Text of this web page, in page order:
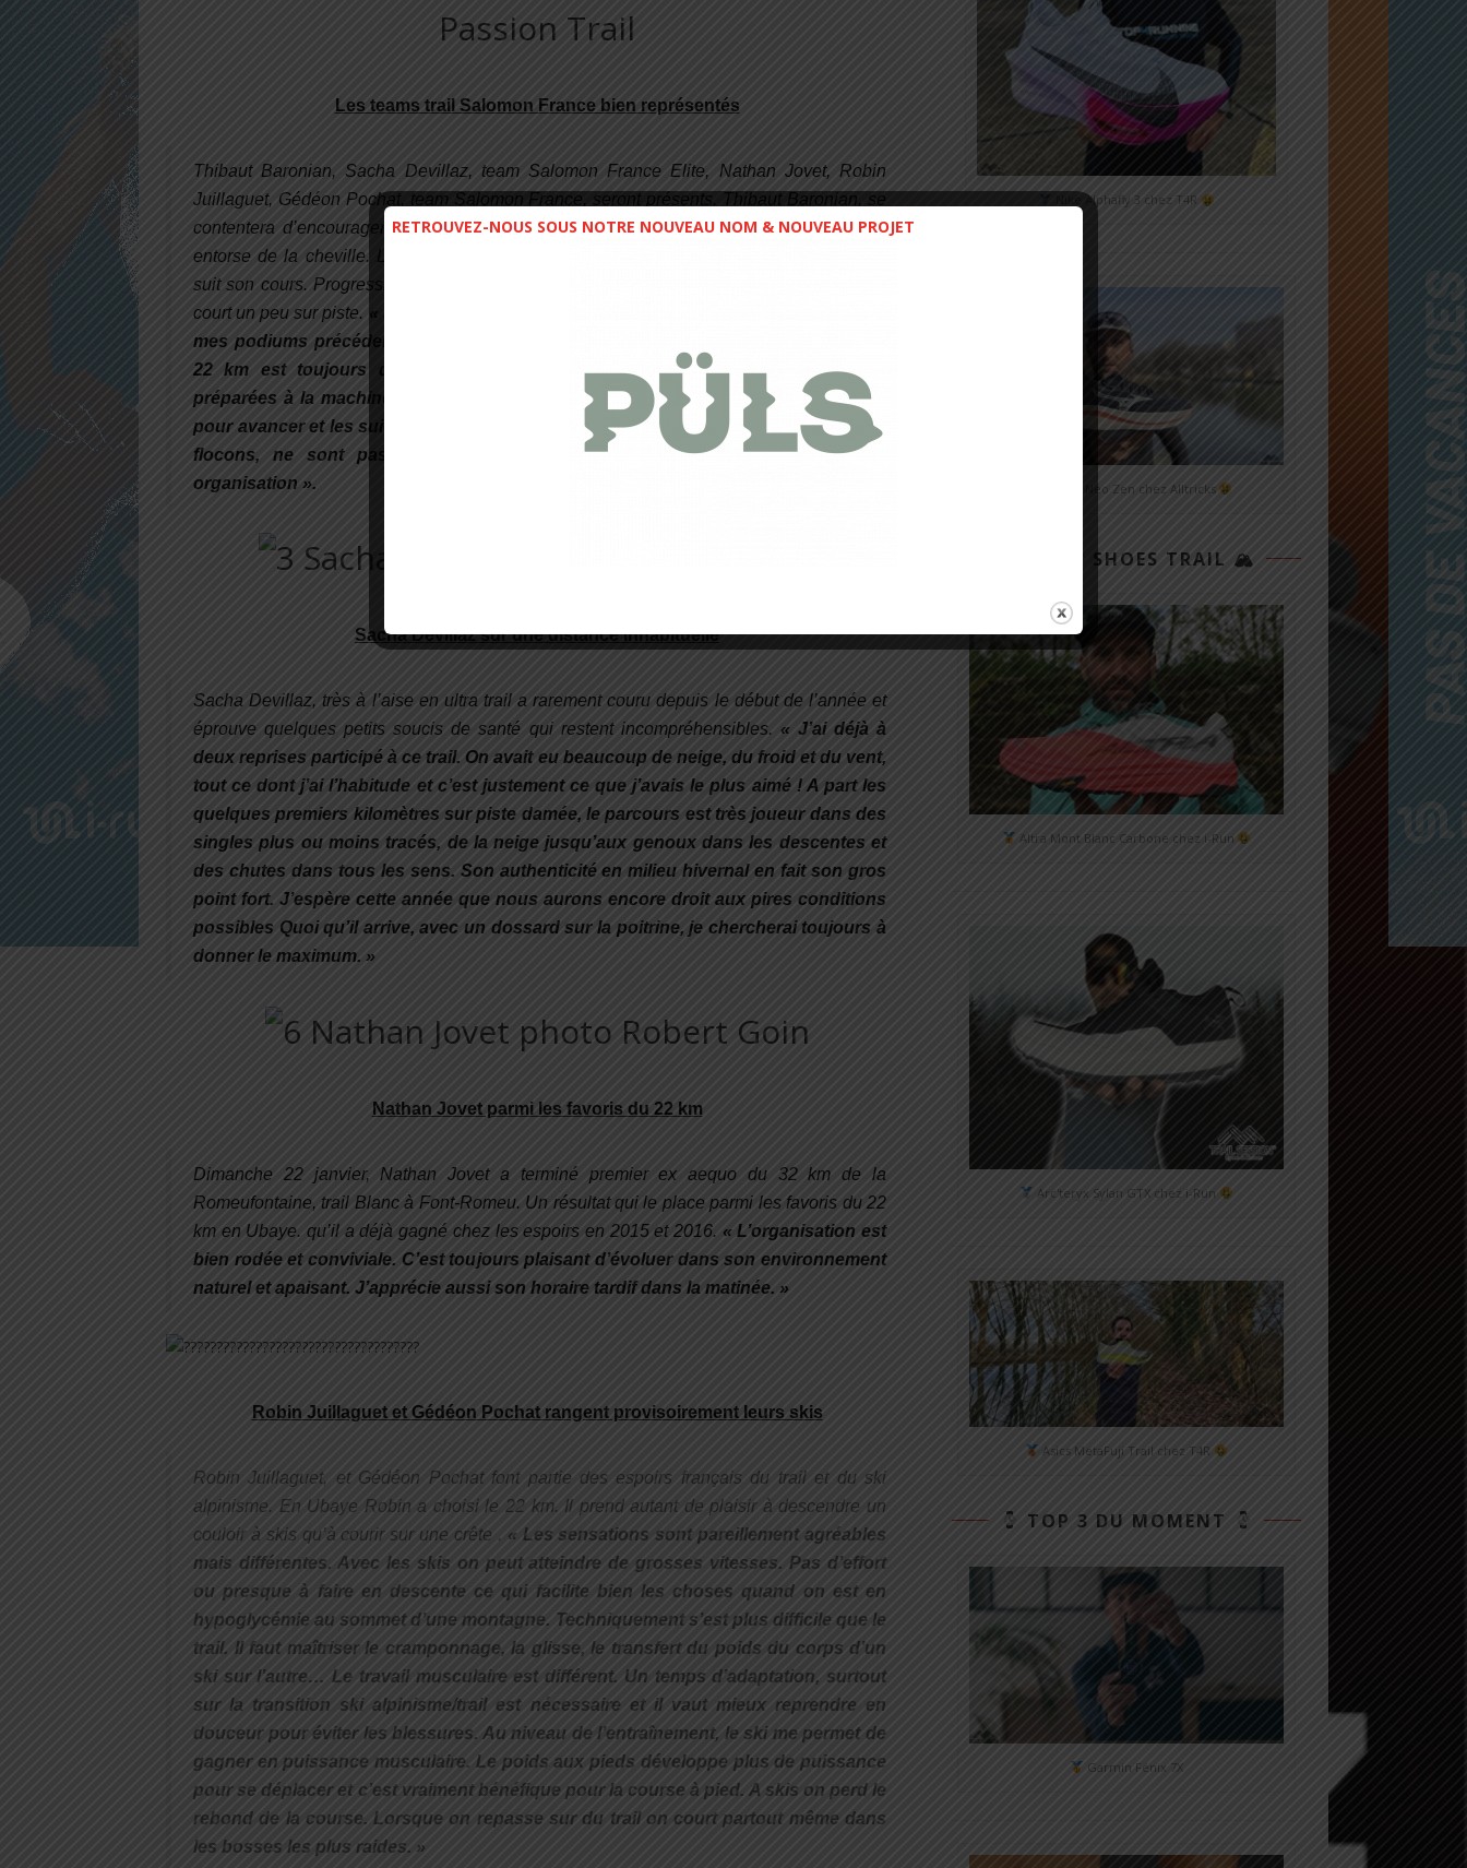
Les teams trail Salomon France bien représentés
Thibaut Baronian, Sacha Devillaz, team Salomon France Elite, Nathan Jovet, Robin
Juillaguet, Gédéon Pochat, team Salomon France, seront présents. Thibaut Baronian, se
contentera d’encourager les 800 participants. Le 7 janvier il a été victime d’unegrave
entorse de la cheville. La cicatrisation totale demande huit semaines et sa rééducation
suit son cours. Progressivement il retrouve son vélo et ses skis et depuis début février il
court un peu sur piste.
«
mes podiums précédents, mais heureux de revenir dans cette superbe région. Le
22 km est toujours difficile en dehors du domaine nordique ou des parties
préparées à la machine. Les premiers doivent parfois faire la trace et batailler dur
pour avancer et les suivants s’enfoncent de plus en plus dans la neige. Le vent, les
flocons, ne sont pas rares et ajoutent une dose de piment à cette belle
organisation ».
Sacha Devillaz sur une distance inhabituelle
Sacha Devillaz, très à l’aise en ultra trail a rarement couru depuis le début de l’année et
éprouve quelques petits soucis de santé qui restent incompréhensibles. « J’ai déjà à
deux reprises participé à ce trail. On avait eu beaucoup de neige, du froid et du vent,
tout ce dont j’ai l’habitude et c’est justement ce que j’avais le plus aimé ! A part les
quelques premiers kilomètres sur piste damée, le parcours est très joueur dans des
singles plus ou moins tracés, de la neige jusqu’aux genoux dans les descentes et
des chutes dans tous les sens. Son authenticité en milieu hivernal en fait son gros
point fort. J’espère cette année que nous aurons encore droit aux pires conditions
possibles Quoi qu’il arrive, avec un dossard sur la poitrine, je chercherai toujours à
donner le maximum. »
Nathan Jovet parmi les favoris du 22 km
Dimanche 22 janvier, Nathan Jovet a terminé premier ex aequo du 32 km de la
Romeufontaine, trail Blanc à Font-Romeu. Un résultat qui le place parmi les favoris du 22
km en Ubaye. qu’il a déjà gagné chez les espoirs en 2015 et 2016. «L’organisation est
bien rodée et conviviale. C’est toujours plaisant d’évoluer dans son environnement
naturel et apaisant. J’apprécie aussi son horaire tardif dans la matinée. »
Robin Juillaguet et Gédéon Pochat rangent provisoirement leurs skis
Robin Juillaguet, et Gédéon Pochat font partie des espoirs français du trail et du ski
alpinisme. En Ubaye Robin a choisi le 22 km. Il prend autant de plaisir à descendre un
couloir à skis qu’à courir sur une crête . « Les sensations sont pareillement agréables
mais différentes. Avec les skis on peut atteindre de grosses vitesses. Pas d’effort
ou presque à faire en descente ce qui facilite bien les choses quand on est en
hypoglycémie au sommet d’une montagne. Techniquement s’est plus difficile que le
trail. Il faut maîtriser le cramponnage, la glisse, le transfert du poids du corps d’un
ski sur l’autre… Le travail musculaire est différent. Un temps d’adaptation, surtout
sur la transition ski alpinisme/trail est nécessaire et il vaut mieux reprendre en
douceur pour éviter les blessures. Au niveau de l’entraînement, le ski me permet de
gagner en puissance musculaire. Le poids aux pieds développe plus de puissance
pour se déplacer et c’est vraiment bénéfique pour la course à pied. A skis on perd le
rebond de la course. Lorsque on repasse sur du trail on court partout même dans
les bosses les plus raides. »
Nike Alphafly 3 chez T4R
Mizuno Neo Zen chez Alltricks
TOP 3 SHOES TRAIL 🏔
Altra Mont Blanc Carbone chez i-Run
Arc'teryx Sylan GTX chez i-Run
Asics MetaFuji Trail chez T4R
TOP 3 DU MOMENT
Garmin Fénix 7X
RETROUVEZ-NOUS SOUS NOTRE NOUVEAU NOM & NOUVEAU PROJET